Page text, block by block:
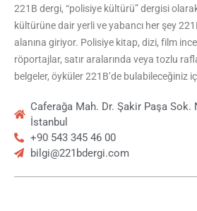
221B dergi, “polisiye kültürü” dergisi
kültürüne dair yerli ve yabancı her şey
alanına giriyor. Polisiye kitap, dizi, film
röportajlar, satır aralarında veya tozlu
belgeler, öyküler 221B’de bulabileceğiniz
Caferağa Mah. Dr. Şakir Paşa Sok.
İstanbul
+90 543 345 46 00
bilgi@221bdergi.com